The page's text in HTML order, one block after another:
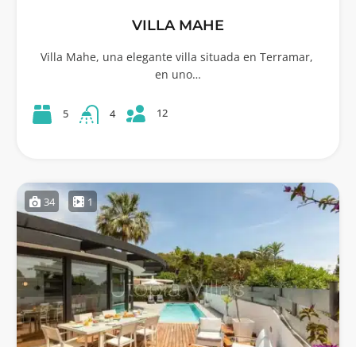
VILLA MAHE
Villa Mahe, una elegante villa situada en Terramar,
en uno…
5 4 12
34 1